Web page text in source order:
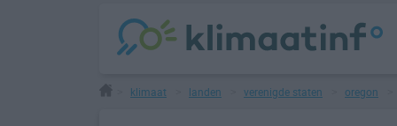
klimaat landen verenigde staten oregon